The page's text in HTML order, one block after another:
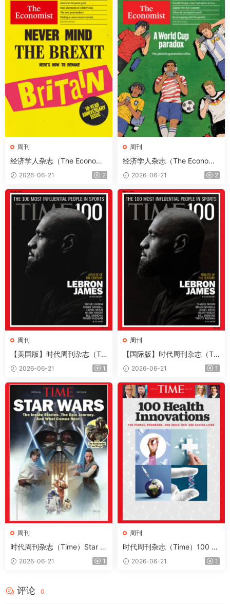
周刊
经济学人杂志（The Economis
t）2026年6月20日（PDF版
+音频+Kindle版）
2026-06-21 2
周刊
经济学人杂志（The Economis
t）2026年6月13日（PDF版
+音频+Kindle版）
2026-06-21 2
周刊
【美国版】时代周刊杂志（Ti
me）2026年6月22日
2026-06-21 1
周刊
【国际版】时代周刊杂志（Ti
me）2026年6月22日
2026-06-21 1
周刊
时代周刊杂志（Time）Star W
ars 2026
2026-06-21 1
周刊
时代周刊杂志（Time）100 H
ealth Innovations 2026
2026-06-21 1
评论 0